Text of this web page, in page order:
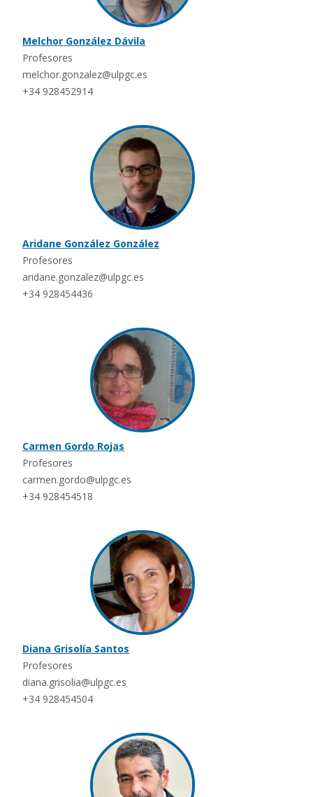
Melchor González Dávila
Profesores
melchor.gonzalez@ulpgc.es
+34 928452914
Aridane González González
Profesores
aridane.gonzalez@ulpgc.es
+34 928454436
Carmen Gordo Rojas
Profesores
carmen.gordo@ulpgc.es
+34 928454518
Diana Grisolía Santos
Profesores
diana.grisolia@ulpgc.es
+34 928454504